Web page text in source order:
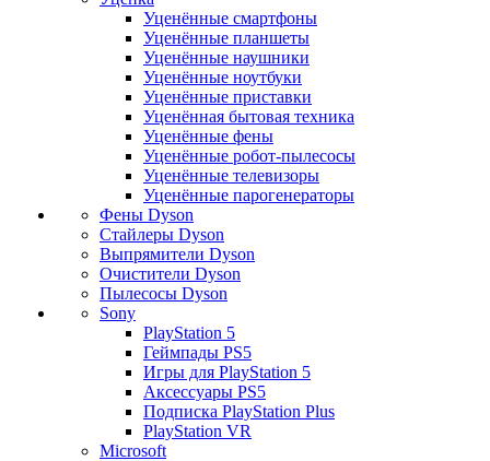
Уценённые смартфоны
Уценённые планшеты
Уценённые наушники
Уценённые ноутбуки
Уценённые приставки
Уценённая бытовая техника
Уценённые фены
Уценённые робот-пылесосы
Уценённые телевизоры
Уценённые парогенераторы
Фены Dyson
Стайлеры Dyson
Выпрямители Dyson
Очистители Dyson
Пылесосы Dyson
Sony
PlayStation 5
Геймпады PS5
Игры для PlayStation 5
Аксессуары PS5
Подписка PlayStation Plus
PlayStation VR
Microsoft